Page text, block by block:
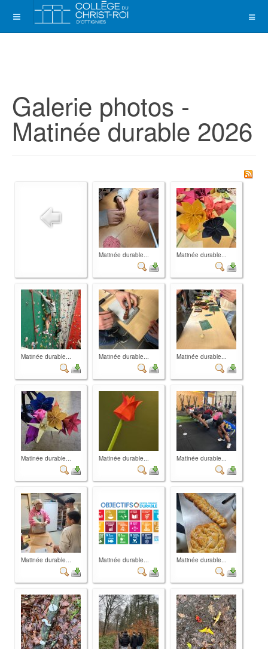
Galerie photos -
Matinée durable 2026
Matinée durable... Matinée durable...
Matinée durable... Matinée durable... Matinée durable...
Matinée durable... Matinée durable... Matinée durable...
Matinée durable... Matinée durable... Matinée durable...